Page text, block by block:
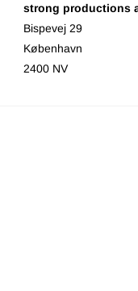
strong productions
Bispevej 29
København
2400 NV